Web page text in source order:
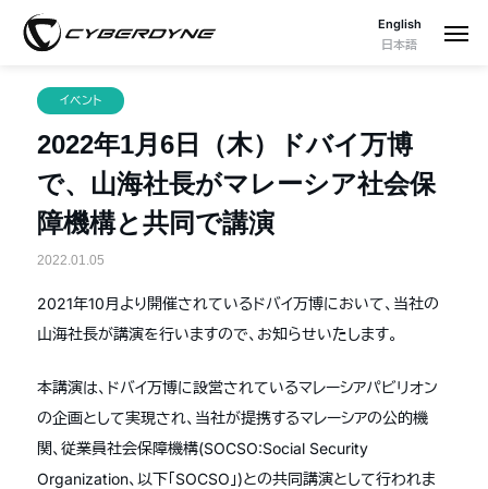
English
日本語
イベント
2022年1月6日（木）ドバイ万博
で、山海社長がマレーシア社会保
障機構と共同で講演
2022.01.05
2021年10月より開催されているドバイ万博において、当社の
山海社長が講演を行いますので、お知らせいたします。
本講演は、ドバイ万博に設営されているマレーシアパビリオン
の企画として実現され、当社が提携するマレーシアの公的機
関、従業員社会保障機構(SOCSO:Social Security
Organization、以下「SOCSO」)との共同講演として行われま